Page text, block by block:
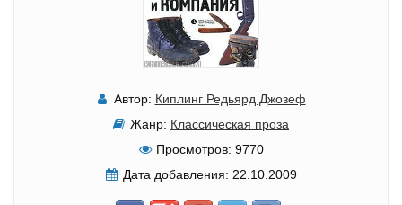
Автор: Киплинг Редьярд Джозеф
Жанр: Классическая проза
Просмотров: 9770
Дата добавления: 22.10.2009